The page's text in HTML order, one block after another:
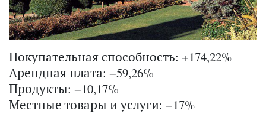
Покупательная способность: +174,22%
Арендная плата: −59,26%
Продукты: −10,17%
Местные товары и услуги: −17%